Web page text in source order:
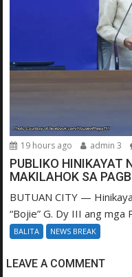
19 hours ago admin 3
PUBLIKO HINIKAYAT
MAKILAHOK SA
BUTUAN CITY —
“Bojie” G. Dy III ang mga
BALITA NEWS BREAK
LEAVE A COMMENT